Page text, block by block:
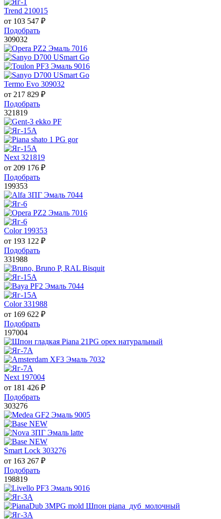
Trend 210015
от 103 547 ₽
Подобрать
309032
Termo Evo 309032
от 217 829 ₽
Подобрать
321819
Next 321819
от 209 176 ₽
Подобрать
199353
Color 199353
от 193 122 ₽
Подобрать
331988
Color 331988
от 169 622 ₽
Подобрать
197004
Next 197004
от 181 426 ₽
Подобрать
303276
Smart Lock 303276
от 163 267 ₽
Подобрать
198819